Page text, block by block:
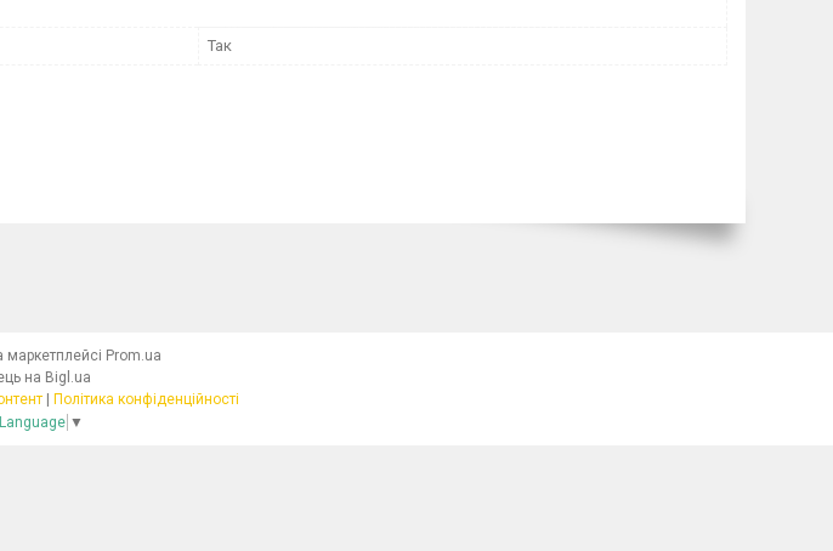
Так
маркетплейсі Prom.ua
на Bigl.ua
Політика конфіденційності
▼